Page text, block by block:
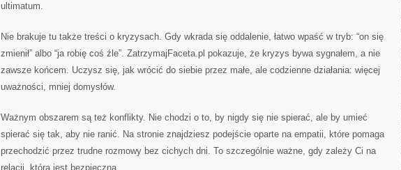
ultimatum.
Nie brakuje tu także treści o kryzysach. Gdy wkrada się oddalenie, łatwo wpaść w tryb: “on się
zmienił” albo “ja robię coś źle”. ZatrzymajFaceta.pl pokazuje, że kryzys bywa sygnałem, a nie
zawsze końcem. Uczysz się, jak wrócić do siebie przez małe, ale codzienne działania: więcej
uważności, mniej domysłów.
Ważnym obszarem są też konflikty. Nie chodzi o to, by nigdy się nie spierać, ale by umieć
spierać się tak, aby nie ranić. Na stronie znajdziesz podejście oparte na empatii, które pomaga
przechodzić przez trudne rozmowy bez cichych dni. To szczególnie ważne, gdy zależy Ci na
relacji, która jest bezpieczna.